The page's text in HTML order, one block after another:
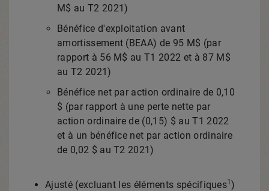
M$ au T2 2021)
Bénéfice d'exploitation avant
amortissement (BEAA) de 95 M$ (par
rapport à 56 M$ au T1 2022 et à 87 M$
au T2 2021)
Bénéfice net par action ordinaire de 0,10
$ (par rapport à une perte nette par
action ordinaire de (0,15) $ au T1 2022
et à un bénéfice net par action ordinaire
de 0,02 $ au T2 2021)
Ajusté (excluant les éléments spécifiques1)